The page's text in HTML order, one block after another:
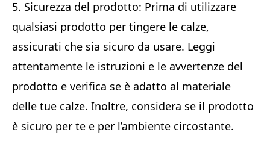
5. Sicurezza del prodotto: Prima di utilizzare
qualsiasi prodotto per tingere le calze,
assicurati che sia sicuro da usare. Leggi
attentamente le istruzioni e le avvertenze del
prodotto e verifica se è adatto al materiale
delle tue calze. Inoltre, considera se il prodotto
è sicuro per te e per l’ambiente circostante.